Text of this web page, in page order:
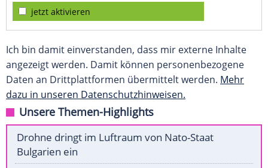
jetzt aktivieren
Ich bin damit einverstanden, dass mir externe Inhalte
angezeigt werden. Damit können personenbezogene
Daten an Drittplattformen übermittelt werden. Mehr
dazu in unseren Datenschutzhinweisen.
Unsere Themen-Highlights
Drohne dringt im Luftraum von Nato-Staat
Bulgarien ein